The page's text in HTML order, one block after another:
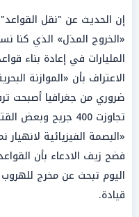
إن الحديث عن "نقل
«الخروج المذل» الذي كنا
المليارات في إعادة بناء
الاعتراف بأن «الموازنة
ضروري من جغرافيا أصبحت
«البصمة الفيزيائية
فضح زيف الادعاء بأن
اليوم تبحث عن مخرج
قيادة.